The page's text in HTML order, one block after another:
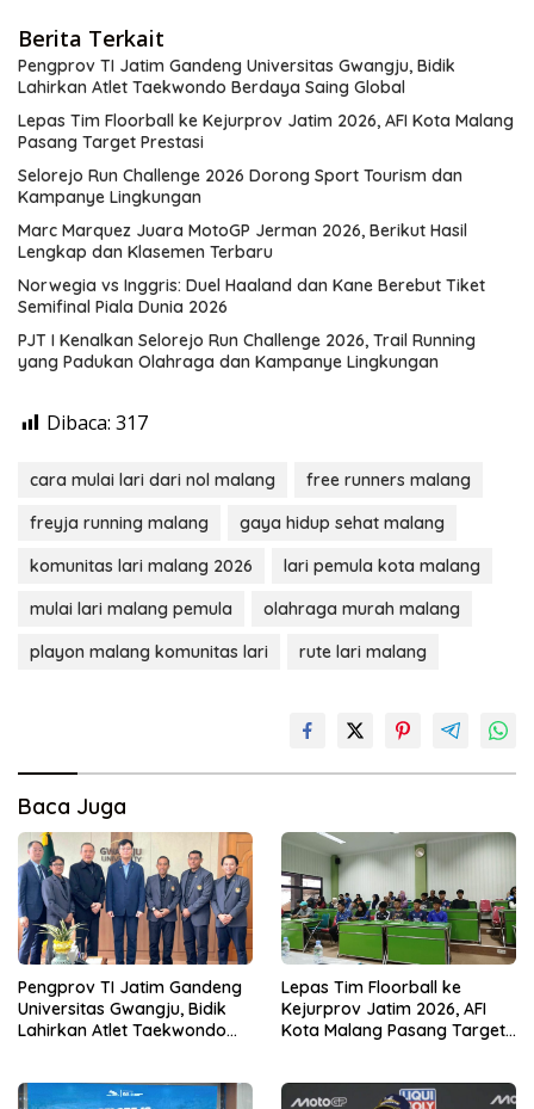
Berita Terkait
Pengprov TI Jatim Gandeng Universitas Gwangju, Bidik
Lahirkan Atlet Taekwondo Berdaya Saing Global
Lepas Tim Floorball ke Kejurprov Jatim 2026, AFI Kota Malang
Pasang Target Prestasi
Selorejo Run Challenge 2026 Dorong Sport Tourism dan
Kampanye Lingkungan
Marc Marquez Juara MotoGP Jerman 2026, Berikut Hasil
Lengkap dan Klasemen Terbaru
Norwegia vs Inggris: Duel Haaland dan Kane Berebut Tiket
Semifinal Piala Dunia 2026
PJT I Kenalkan Selorejo Run Challenge 2026, Trail Running
yang Padukan Olahraga dan Kampanye Lingkungan
Dibaca: 317
cara mulai lari dari nol malang
free runners malang
freyja running malang
gaya hidup sehat malang
komunitas lari malang 2026
lari pemula kota malang
mulai lari malang pemula
olahraga murah malang
playon malang komunitas lari
rute lari malang
Baca Juga
Pengprov TI Jatim Gandeng
Universitas Gwangju, Bidik
Lahirkan Atlet Taekwondo
Lepas Tim Floorball ke
Kejurprov Jatim 2026, AFI
Kota Malang Pasang Target